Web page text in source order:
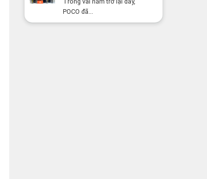
mạnh, giá cực tốt
POCO đã...